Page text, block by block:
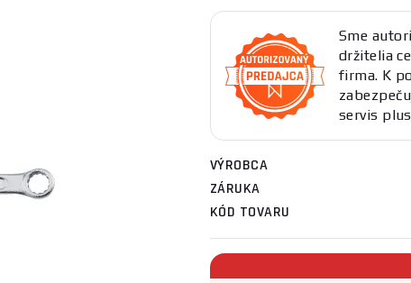
Sme
držitelia
firma. K
servis
VÝROBCA
ZÁRUKA
KÓD TOVARU